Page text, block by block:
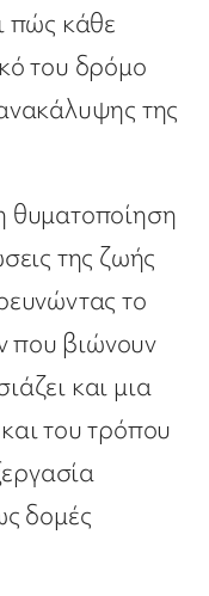
πώς κάθε
του δρόμο
της
θυματοποίηση
της ζωής
το
που βιώνουν
και μια
του τρόπου
δομές